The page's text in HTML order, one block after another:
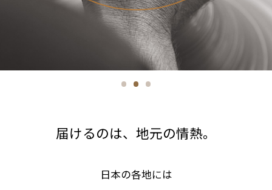
届けるのは、地元の情熱。
日本の各地には